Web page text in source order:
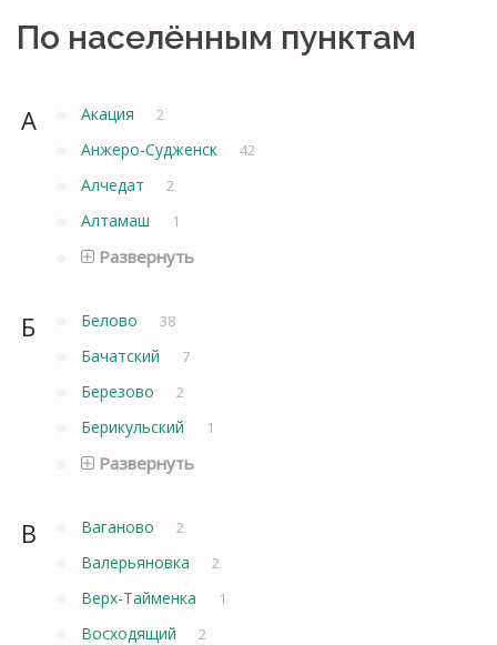
По населённым пунктам
А Акация 2
Анжеро-Судженск 42
Алчедат 2
Алтамаш 1
Развернуть
Б Белово 38
Бачатский 7
Березово 2
Берикульский 1
Развернуть
В Ваганово 2
Валерьяновка 2
Верх-Тайменка 1
Восходящий 2